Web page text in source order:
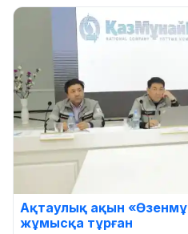
Ақтаулық ақын
жұмысқа тұрған